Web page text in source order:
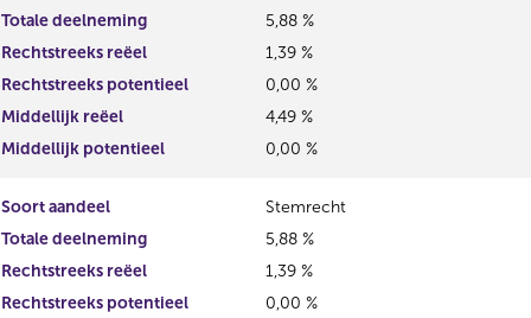
Totale deelneming
5,88 %
Rechtstreeks reëel
1,39 %
Rechtstreeks potentieel
0,00 %
Middellijk reëel
4,49 %
Middellijk potentieel
0,00 %
Soort aandeel
Stemrecht
Totale deelneming
5,88 %
Rechtstreeks reëel
1,39 %
Rechtstreeks potentieel
0,00 %